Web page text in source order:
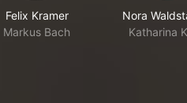
Felix Kramer
Markus Bach
Nora
Katharina